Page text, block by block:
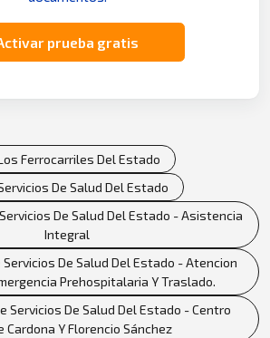
prueba gratis
Ferrocarriles Del Estado
De Salud Del Estado
De Salud Del Estado - Asistencia
Integral
De Salud Del Estado - Atencion
Prehospitalaria Y Traslado.
Servicios De Salud Del Estado - Centro
Cardona Y Florencio Sánchez